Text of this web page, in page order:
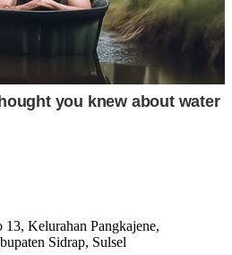
Kelurahan Pangkajene,
Sidrap, Sulsel